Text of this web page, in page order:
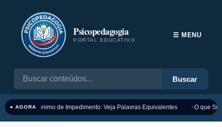
Psicopedagogia
PORTAL EDUCATIVO
Buscar
☰ MENU
● AGORASinônimo de Impedimento: Veja Palavras Equivalentes O que